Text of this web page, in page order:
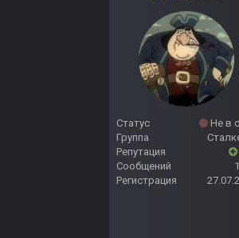
Статус
Не в
Группа
Репутация
Сообщений
Регистрация